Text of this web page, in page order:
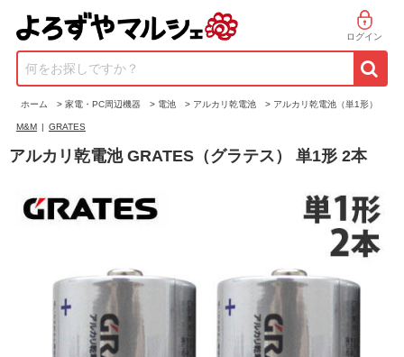
ログイン
何をお探しですか？
ホーム > 家電・PC周辺機器 > 電池 > アルカリ乾電池 > アルカリ乾電池（単1形）
M&M | GRATES
アルカリ乾電池 GRATES（グラテス） 単1形 2本